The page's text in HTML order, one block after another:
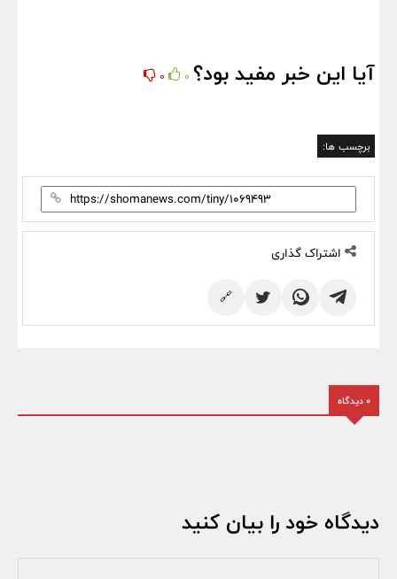
آیا این خبر مفید بود؟ 0
0
برچسب ها:
اشتراک گذاری
🔗
0 دیدگاه
دیدگاه خود را بیان کنید